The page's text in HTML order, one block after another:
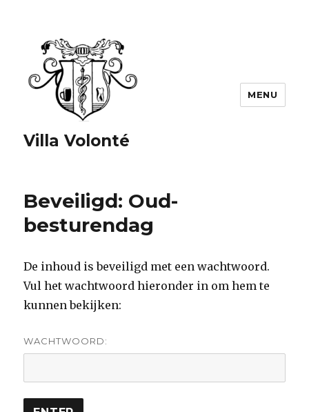
Villa Volonté
MENU
Beveiligd: Oud-
besturendag
De inhoud is beveiligd met een wachtwoord.
Vul het wachtwoord hieronder in om hem te
kunnen bekijken:
WACHTWOORD: